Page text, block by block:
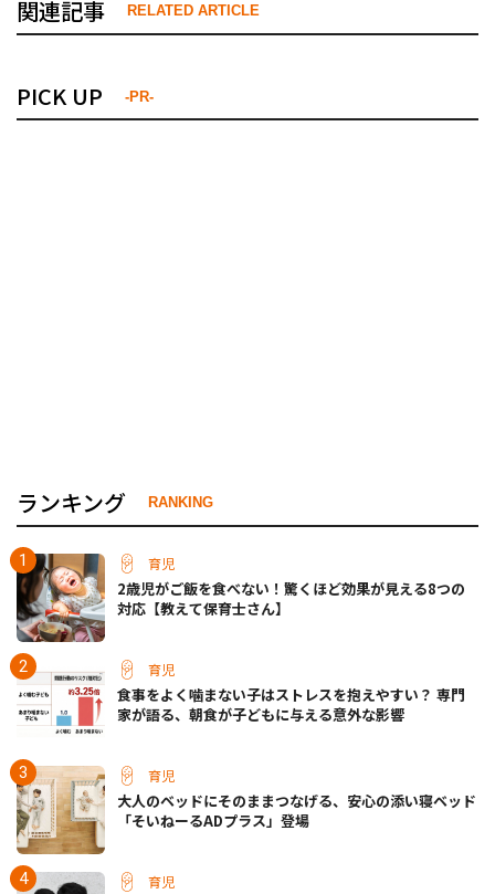
関連記事 RELATED ARTICLE
PICK UP -PR-
ランキング RANKING
育児
2歳児がご飯を食べない！驚くほど効果が見える8つの
対応【教えて保育士さん】
育児
食事をよく噛まない子はストレスを抱えやすい？ 専門
家が語る、朝食が子どもに与える意外な影響
育児
大人のベッドにそのままつなげる、安心の添い寝ベッド
「そいねーるADプラス」登場
育児